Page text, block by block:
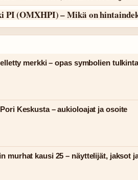
PI (OMXHPI) – Mikä on
merkki – opas symbolien
Keskusta – aukioloajat ja osoite
murhat kausi 25 – näyttelijät, jaksot